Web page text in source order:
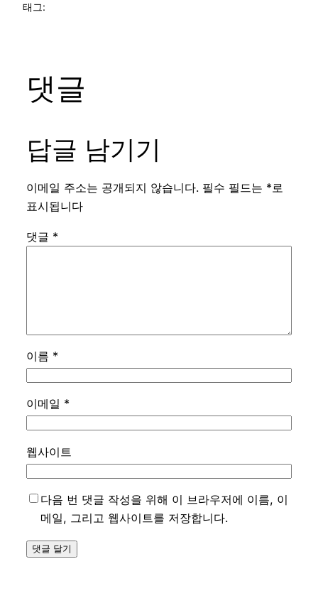
태그:
댓글
답글 남기기
이메일 주소는 공개되지 않습니다. 필수 필드는 *로
표시됩니다
댓글 *
이름 *
이메일 *
웹사이트
다음 번 댓글 작성을 위해 이 브라우저에 이름, 이
메일, 그리고 웹사이트를 저장합니다.